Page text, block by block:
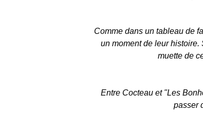
Comme dans un tableau de
un moment de leur
muette de
Entre Cocteau et "Les
passer